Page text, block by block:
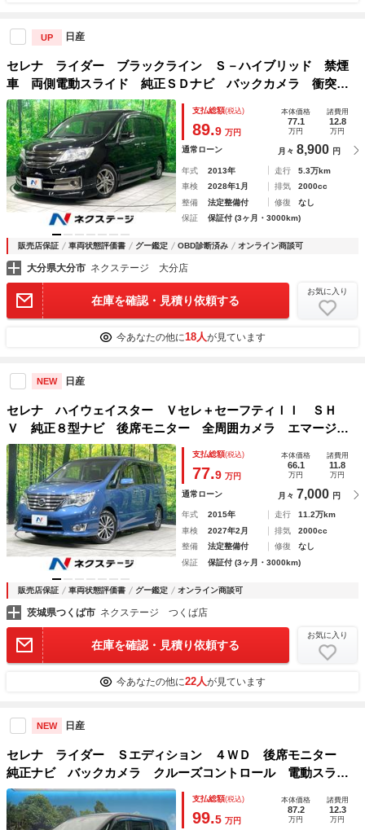
UP 日産
セレナ ライダー ブラックライン Ｓ－ハイブリッド 禁煙
車 両側電動スライド 純正ＳＤナビ バックカメラ 衝突被
害軽減システム スマートキー ＨＩＤヘッド ＥＴＣ クル
ーズコントロール Ｂｌｕｅｔｏｏｔｈ接続 純正１６インチ
アルミ オートライト
支払総額(税込)
89.9 万円
本体価格
77.1
万円
諸費用
12.8
万円
通常ローン 月々 8,900 円
年式 2013年 走行
5.3万km
車検
2028年1月 排気
2000cc
整備
法定整備付 修復
なし
保証
保証付 (3ヶ月・3000km)
販売店保証 車両状態評価書 グー鑑定 OBD診断済み オンライン商談可
大分県大分市 ネクステージ 大分店
在庫を確認・見積り依頼する
お気に入り
今あなたの他に18人が見ています
NEW 日産
セレナ ハイウェイスター Ｖセレ＋セーフティＩＩ ＳＨ
Ｖ 純正８型ナビ 後席モニター 全周囲カメラ エマージェ
ンシーブレーキ クルコン 両側電動ドア 禁煙車 コーナー
センサー フロントフォグ リアオートエアコン 純正１６イ
ンチＡＷ 純正革巻きステアリング
支払総額(税込)
77.9 万円
本体価格
66.1
万円
諸費用
11.8
万円
通常ローン 月々 7,000 円
年式 2015年 走行
11.2万km
車検
2027年2月 排気
2000cc
整備
法定整備付 修復
なし
保証
保証付 (3ヶ月・3000km)
販売店保証 車両状態評価書 グー鑑定 オンライン商談可
茨城県つくば市 ネクステージ つくば店
在庫を確認・見積り依頼する
お気に入り
今あなたの他に22人が見ています
NEW 日産
セレナ ライダー Ｓエディション ４ＷＤ 後席モニター
純正ナビ バックカメラ クルーズコントロール 電動スライ
ドドア リアオートエアコン オートライト 純正１５インチ
アルミホイール オートエアコン ＥＴＣ スマートキー
支払総額(税込)
99.5 万円
本体価格
87.2
万円
諸費用
12.3
万円